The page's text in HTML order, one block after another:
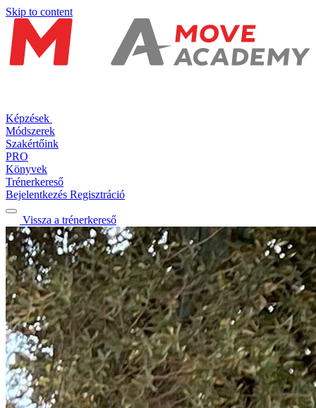
Skip to content
Képzések
Módszerek
Szakértőink
PRO
Könyvek
Trénerkereső
Bejelentkezés Regisztráció
Vissza a trénerkereső